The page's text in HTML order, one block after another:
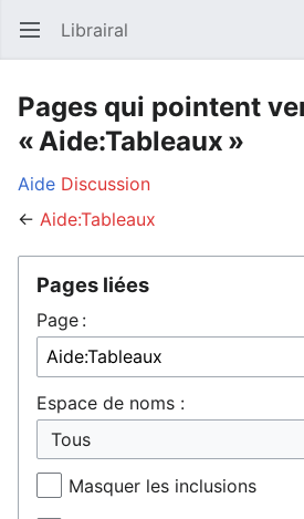
Ouvrir le menu principal Librairal
Pages qui pointent
« Aide:Tableaux »
Aide Discussion
← Aide:Tableaux
Pages liées
Page :
Espace de noms :
Masquer les inclusions